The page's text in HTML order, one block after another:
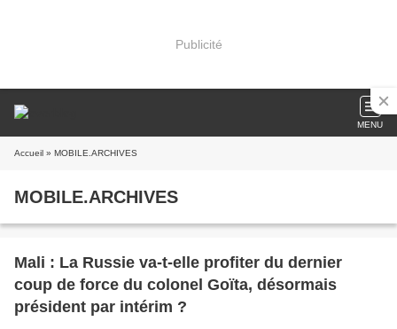
Publicité
MENU
Accueil » MOBILE.ARCHIVES
MOBILE.ARCHIVES
Mali : La Russie va-t-elle profiter du dernier
coup de force du colonel Goïta, désormais
président par intérim ?